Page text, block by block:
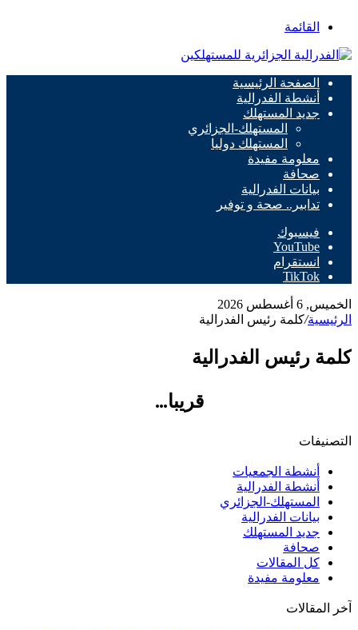
القائمة
الصفحة الرئيسية
أنشطة الفدرالية
جديد المستهلك
المستهلك-الجزائري
المستهلك دوليا
معلومة مفيدة
صحافة
بيانات الفدرالية
تدابير.. صحة و توفير
فيسبوك
‫YouTube
انستقرام
‫TikTok
الخميس, 6 أغسطس 2026
الرئيسية/كلمة رئيس الفدرالية
كلمة رئيس الفدرالية
قريبا…
التصنيفات
أنشطة الجمعيات
أنشطة الفدرالية
المستهلك-الجزائري
بيانات الفدرالية
جديد المستهلك
صحافة
كل المقالات
معلومة مفيدة
آخر المقالات